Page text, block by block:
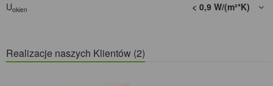
Uokien < 0,9 W/(m²*K)
Realizacje naszych Klientów (2)